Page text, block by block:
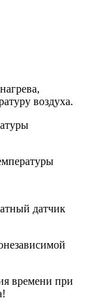
воздуха.
датчик
времени при